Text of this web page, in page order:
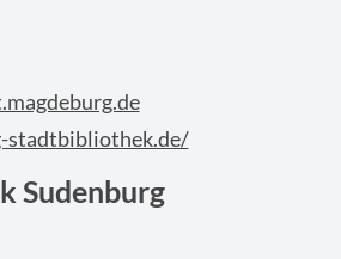
stadtbibliothek.de/
Sudenburg